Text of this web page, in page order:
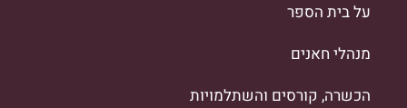
על בית הספר
מנהלי חאנים
הכשרה, קורסים והשתלמויות